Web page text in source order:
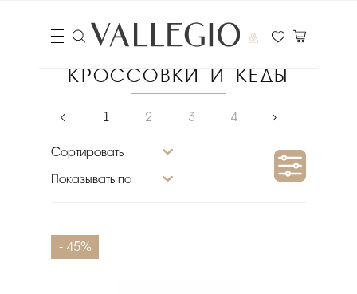
КРОССОВКИ И КЕДЫ
‹ 1 2 3 4 ›
Сортировать
Показывать по
Сезон
- 45%